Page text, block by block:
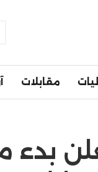
مقابلات
تعلن